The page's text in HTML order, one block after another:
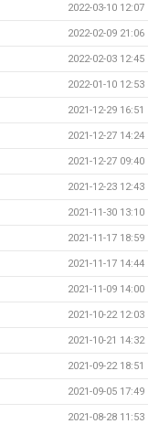
2022-03-10 12:07
2022-02-09 21:06
2022-02-03 12:45
2022-01-10 12:53
2021-12-29 16:51
2021-12-27 14:24
2021-12-27 09:40
2021-12-23 12:43
2021-11-30 13:10
2021-11-17 18:59
2021-11-17 14:44
2021-11-09 14:00
2021-10-22 12:03
2021-10-21 14:32
2021-09-22 18:51
2021-09-05 17:49
2021-08-28 11:53